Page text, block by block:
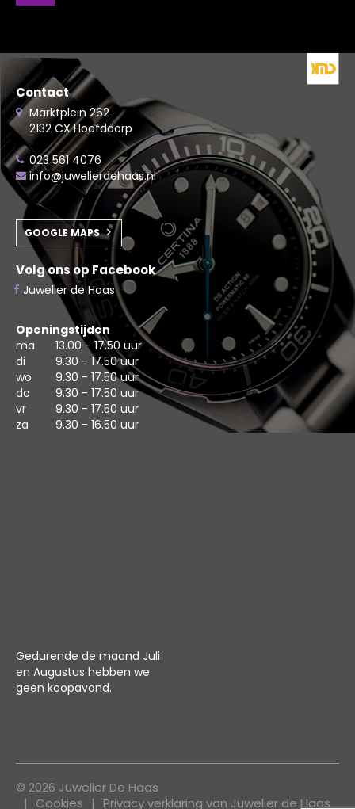
Contact
Marktplein 262
2132 CX Hoofddorp
023 561 4076
info@juwelierdehaas.nl
GOOGLE MAPS
Volg ons op Facebook
Juwelier de Haas
Openingstijden
ma
13.00 - 17.50 uur
di
9.30 - 17.50 uur
wo
9.30 - 17.50 uur
do
9.30 - 17.50 uur
vr
9.30 - 17.50 uur
za
9.30 - 16.50 uur
Gedurende de maand Juli
en Augustus hebben we
geen koopavond.
© 2026 Juwelier De Haas
Cookies
Privacy verklaring van Juwelier de Haas